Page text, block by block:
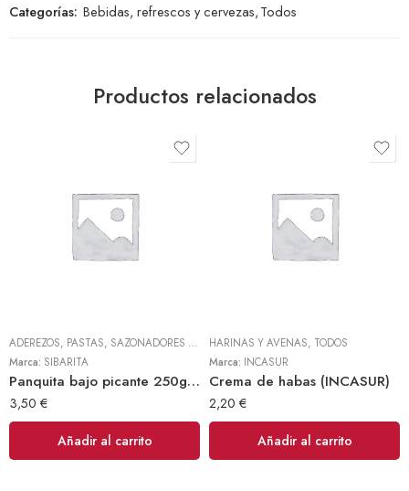
Categorías: Bebidas, refrescos y cervezas,Todos
Productos relacionados
ADEREZOS, PASTAS, SAZONADORES Y CONDIMENTOS ,TODOS
Marca: SIBARITA
Panquita bajo picante 250gr (Sibarita)
3,50 €
Añadir al carrito
HARINAS Y AVENAS, TODOS
Marca: INCASUR
Crema de habas (INCASUR)
2,20 €
Añadir al carrito